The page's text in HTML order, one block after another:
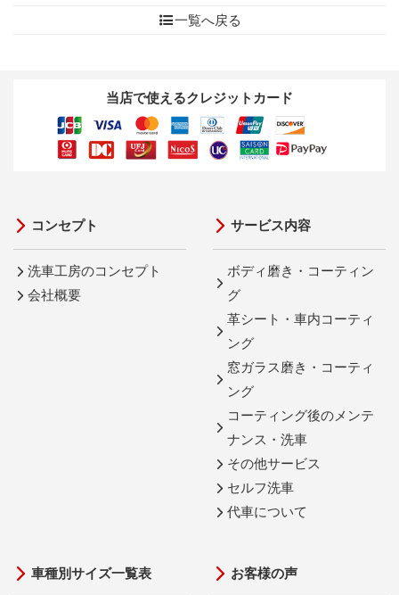
一覧へ戻る
当店で使えるクレジットカード
コンセプト
洗車工房のコンセプト
会社概要
サービス内容
ボディ磨き・コーティン
グ
革シート・車内コーティ
ング
窓ガラス磨き・コーティ
ング
コーティング後のメンテ
ナンス・洗車
その他サービス
セルフ洗車
代車について
車種別サイズ一覧表 お客様の声